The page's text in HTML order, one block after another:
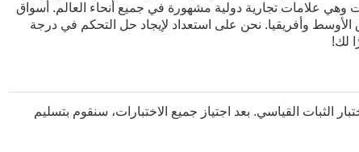
وهي علامات تجارية دولية مشهورة في جميع أنحاء العالم. أسواق
الأوسط وأفريقيا. نحن على استعداد لإيجاد حل التحكم في درجة
لك!
الثبات القياسي. بعد اجتياز جميع الاختبارات، سنقوم بتسليم